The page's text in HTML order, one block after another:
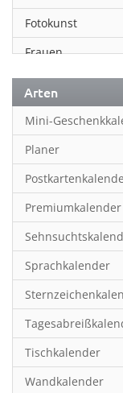
Fotokunst
Frauen
Fußball
Geschichte
Humor & Cartoon
Inspiration &
Inspiration &
Kinderkalender
Kunst
Länder & Städte
Landschaft &
Lifestyle
Literatur
Arten
Mini-
Planer
Premiumkalender
Sprachkalender
Tischkalender
Wandkalender